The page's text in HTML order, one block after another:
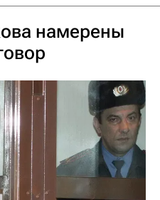
намерены